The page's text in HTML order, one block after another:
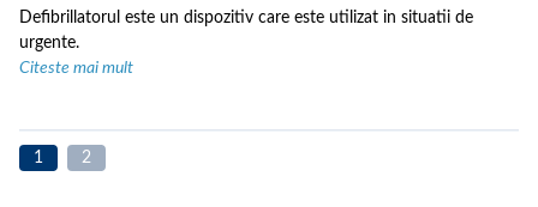
Defibrillatorul este un dispozitiv care este utilizat in situatii de
urgente.
Citeste mai mult
1 2